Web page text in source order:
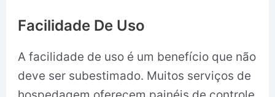
Facilidade De Uso
A facilidade de uso é um benefício que não
deve ser subestimado. Muitos serviços de